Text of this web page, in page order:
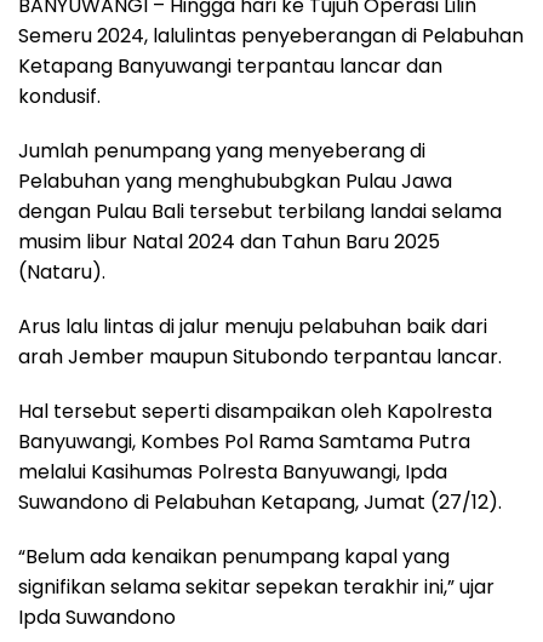
BANYUWANGI – Hingga hari ke Tujuh Operasi Lilin
Semeru 2024, lalulintas penyeberangan di Pelabuhan
Ketapang Banyuwangi terpantau lancar dan
kondusif.
Jumlah penumpang yang menyeberang di
Pelabuhan yang menghububgkan Pulau Jawa
dengan Pulau Bali tersebut terbilang landai selama
musim libur Natal 2024 dan Tahun Baru 2025
(Nataru).
Arus lalu lintas di jalur menuju pelabuhan baik dari
arah Jember maupun Situbondo terpantau lancar.
Hal tersebut seperti disampaikan oleh Kapolresta
Banyuwangi, Kombes Pol Rama Samtama Putra
melalui Kasihumas Polresta Banyuwangi, Ipda
Suwandono di Pelabuhan Ketapang, Jumat (27/12).
“Belum ada kenaikan penumpang kapal yang
signifikan selama sekitar sepekan terakhir ini,” ujar
Ipda Suwandono